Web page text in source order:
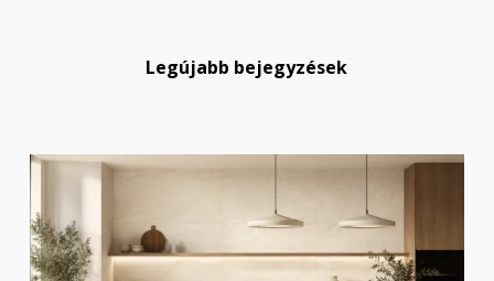
Legújabb bejegyzések